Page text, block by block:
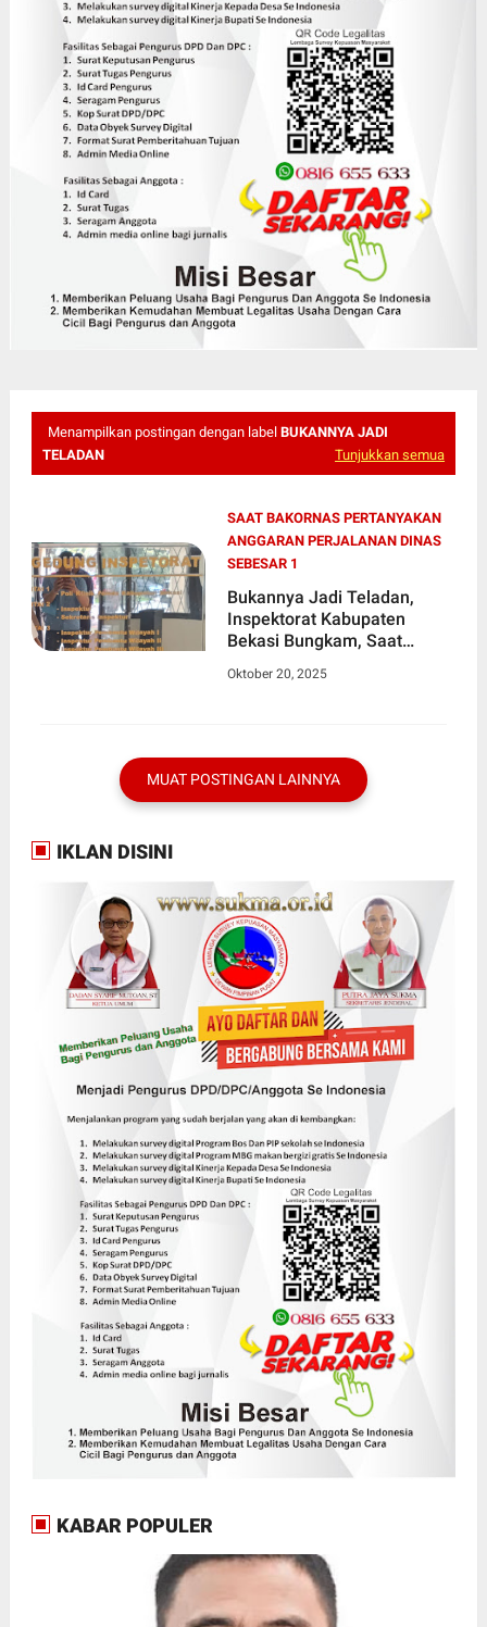
Menampilkan postingan dengan label BUKANNYA JADI
TELADAN
Tunjukkan semua
SAAT BAKORNAS PERTANYAKAN
ANGGARAN PERJALANAN DINAS
SEBESAR 1
Bukannya Jadi Teladan,
Inspektorat Kabupaten
Bekasi Bungkam, Saat
Anggaran Perjalanan Dinas
Oktober 20, 2025
MUAT POSTINGAN LAINNYA
IKLAN DISINI
KABAR POPULER